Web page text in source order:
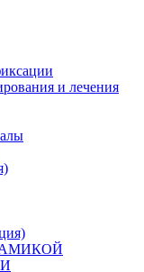
и лечения